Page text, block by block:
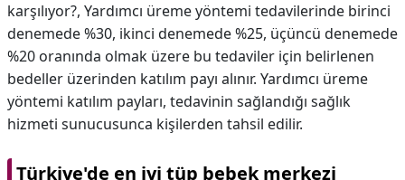
karşılıyor?, Yardımcı üreme yöntemi tedavilerinde birinci
denemede %30, ikinci denemede %25, üçüncü denemede
%20 oranında olmak üzere bu tedaviler için belirlenen
bedeller üzerinden katılım payı alınır. Yardımcı üreme
yöntemi katılım payları, tedavinin sağlandığı sağlık
hizmeti sunucusunca kişilerden tahsil edilir.
Türkiye'de en iyi tüp bebek merkezi